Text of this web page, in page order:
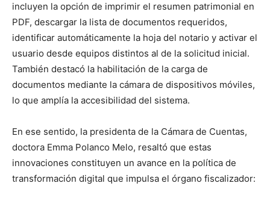
incluyen la opción de imprimir el resumen patrimonial en
PDF, descargar la lista de documentos requeridos,
identificar automáticamente la hoja del notario y activar el
usuario desde equipos distintos al de la solicitud inicial.
También destacó la habilitación de la carga de
documentos mediante la cámara de dispositivos móviles,
lo que amplía la accesibilidad del sistema.
En ese sentido, la presidenta de la Cámara de Cuentas,
doctora Emma Polanco Melo, resaltó que estas
innovaciones constituyen un avance en la política de
transformación digital que impulsa el órgano fiscalizador: